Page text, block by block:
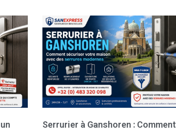
Serrurier à Ganshoren : Comment